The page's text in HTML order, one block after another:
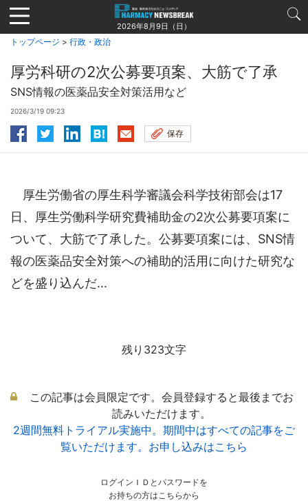
Jump
to
navigation
2026年8月9日（日）
トップページ > 行政・政治
厚労科研の2次公募要項案、大筋で了承
SNS情報の医薬品安全対策活用など
2026/3/19 09:23
保存
厚生労働省の厚生科学審議会科学技術部会は17
日、厚生労働科学研究費補助金の2次公募要項案に
ついて、大筋で了承した。公募要項案には、SNS情
報の医薬品安全対策への補助的活用に向けた研究な
どを盛り込んだ...
残り323文字
この記事は会員限定です。会員登録すると最後までお
読みいただけます。
2週間無料トライアル実施中。期間中はすべての記事をご
覧いただけます。お申し込みはこちら
ログインＩＤとパスワードを
お持ちの方はこちらから